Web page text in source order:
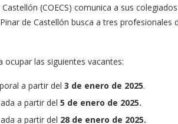
(COECS) comunica a sus
de Castellón busca a tres profesionales
las siguientes vacantes:
a partir del 3 de enero de 2025.
a partir del 5 de enero de 2025.
a partir del 28 de enero de 2025.